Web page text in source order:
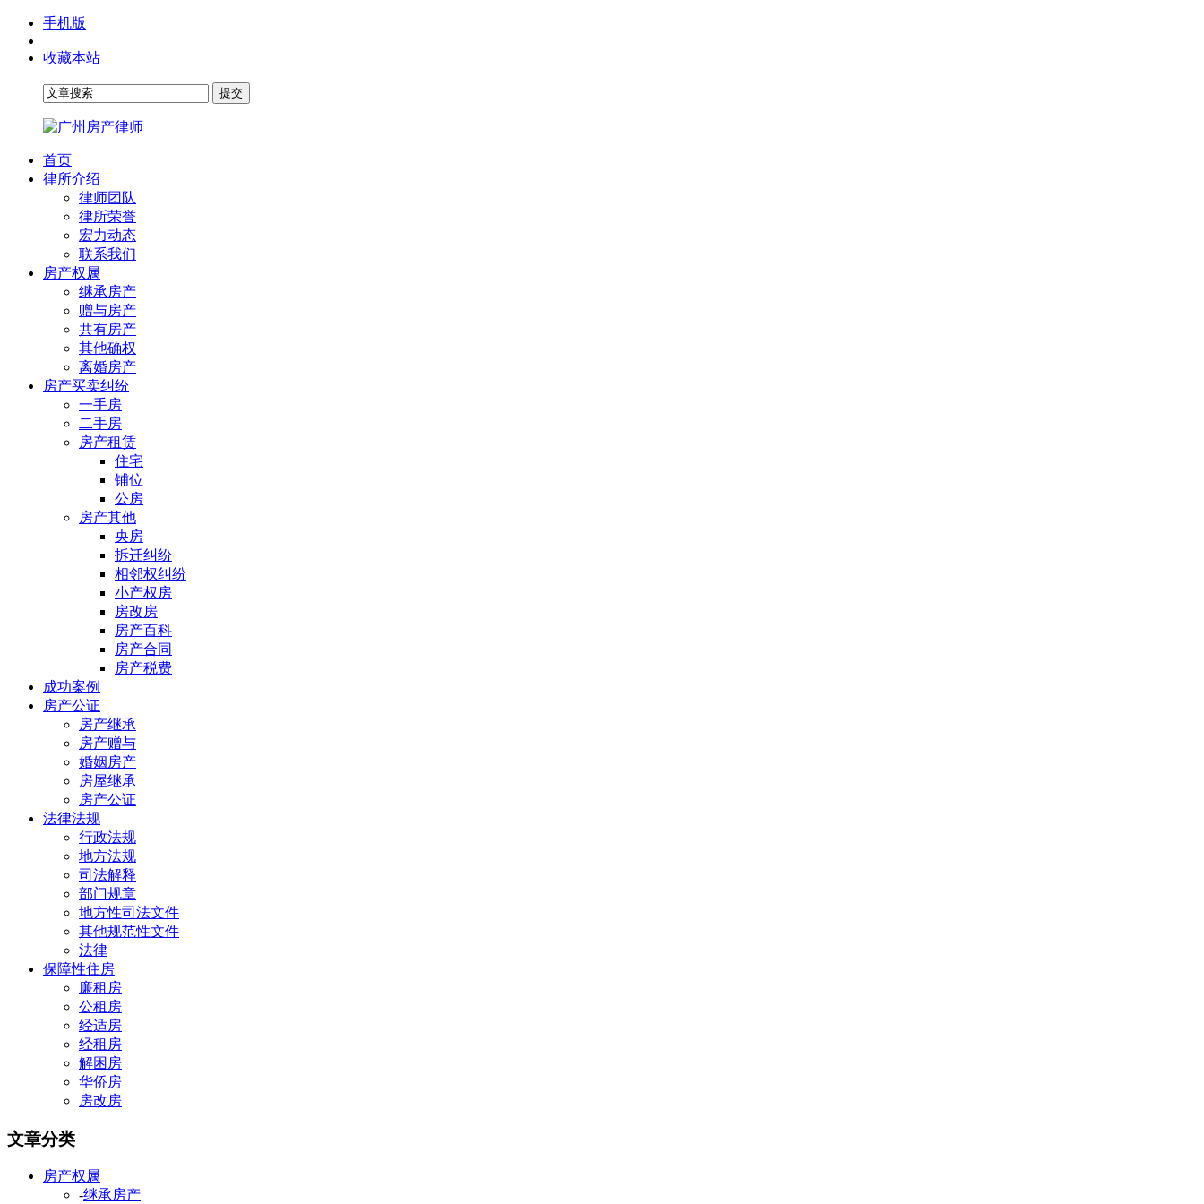
手机版
收藏本站
首页
律所介绍
律师团队
律所荣誉
宏力动态
联系我们
房产权属
继承房产
赠与房产
共有房产
其他确权
离婚房产
房产买卖纠纷
一手房
二手房
房产租赁
住宅
铺位
公房
房产其他
央房
拆迁纠纷
相邻权纠纷
小产权房
房改房
房产百科
房产合同
房产税费
成功案例
房产公证
房产继承
房产赠与
婚姻房产
房屋继承
房产公证
法律法规
行政法规
地方法规
司法解释
部门规章
地方性司法文件
其他规范性文件
法律
保障性住房
廉租房
公租房
经适房
经租房
解困房
华侨房
房改房
文章分类
房产权属
-继承房产